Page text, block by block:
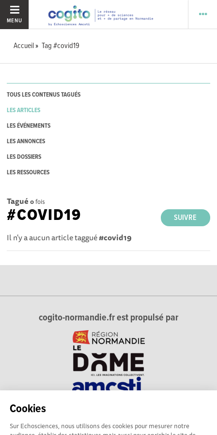
Cookies
Sur Echosciences, nous utilisons des cookies pour mesurer notre
MENU
Accueil Tag #covid19
TOUS LES CONTENUS TAGUÉS
LES ARTICLES
LES ÉVÉNEMENTS
LES ANNONCES
LES DOSSIERS
LES RESSOURCES
Tagué 0fois
SUIVRE
#COVID19
Il n'y a aucun article taggué#covid19
cogito-normandie.fr est propulsé par
technique et du dialogue science-société en Normandie.